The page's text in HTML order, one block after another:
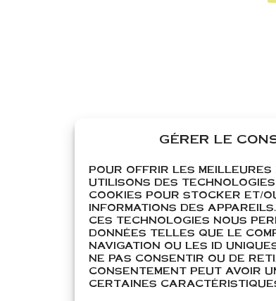
GÉRER LE
POUR OFFRIR LES
UTILISONS DES
COOKIES POUR STOCKER ET/
INFORMATIONS DES
CES TECHNOLOGIES NOUS
DONNÉES TELLES QUE LE
NAVIGATION OU LES ID
NE PAS CONSENTIR OU DE
CONSENTEMENT PEUT AVOIR
CERTAINES